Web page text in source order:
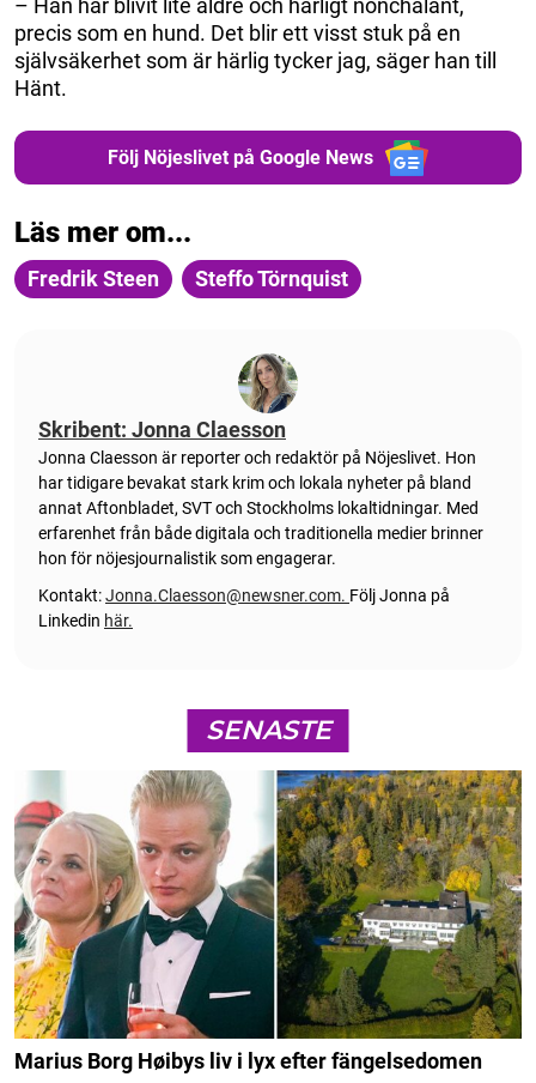
– Han har blivit lite äldre och härligt nonchalant,
precis som en hund. Det blir ett visst stuk på en
självsäkerhet som är härlig tycker jag, säger han till
Hänt.
Följ Nöjeslivet på Google News
Läs mer om...
Fredrik Steen Steffo Törnquist
Skribent: Jonna Claesson
Jonna Claesson är reporter och redaktör på Nöjeslivet. Hon
har tidigare bevakat stark krim och lokala nyheter på bland
annat Aftonbladet, SVT och Stockholms lokaltidningar. Med
erfarenhet från både digitala och traditionella medier brinner
hon för nöjesjournalistik som engagerar.
Kontakt:Jonna.Claesson@newsner.com. Följ Jonna på
Linkedin här.
SENASTE
Marius Borg Høibys liv i lyx efter fängelsedomen